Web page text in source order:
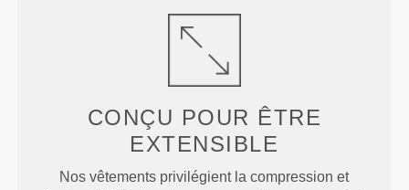
CONÇU POUR ÊTRE
EXTENSIBLE
Nos vêtements privilégient la compression et